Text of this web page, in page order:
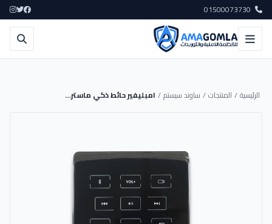
الرئيسية/ المنتجات/ ساوند سيستم/ امبليفير حائط ذكي ماستر 100W [أسود] - MT-BA-425D - MASTER